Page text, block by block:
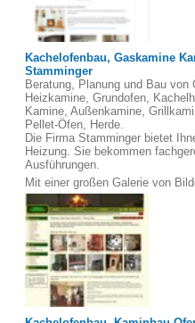
Kachelofenbau, Gaskamine
Stamminger
Beratung, Planung und Bau
Heizkamine, Grundofen,
Kamine, Außenkamine,
Pellet-Öfen, Herde.
Die Firma Stamminger bietet
Heizung. Sie bekommen
Ausführungen.
Mit einer großen Galerie von